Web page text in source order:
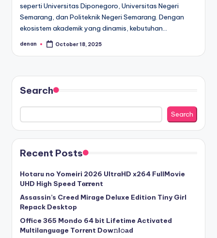
seperti Universitas Diponegoro, Universitas Negeri
Semarang, dan Politeknik Negeri Semarang. Dengan
ekosistem akademik yang dinamis, kebutuhan…
Posted
denan October 18, 2025
Search
Search
Recent Posts
Hotaru no Yomeiri 2026 UltraHD x264 FullMovie
UHD High Speed T𝐨𝐫𝐫ent
Assassin’s Creed Mirage Deluxe Edition Tiny Girl
Repack Desktop
Office 365 Mondo 64 bit Lifetime Activated
Multilanguage Torr𝐞nt Dow𝚗l𝚘аd